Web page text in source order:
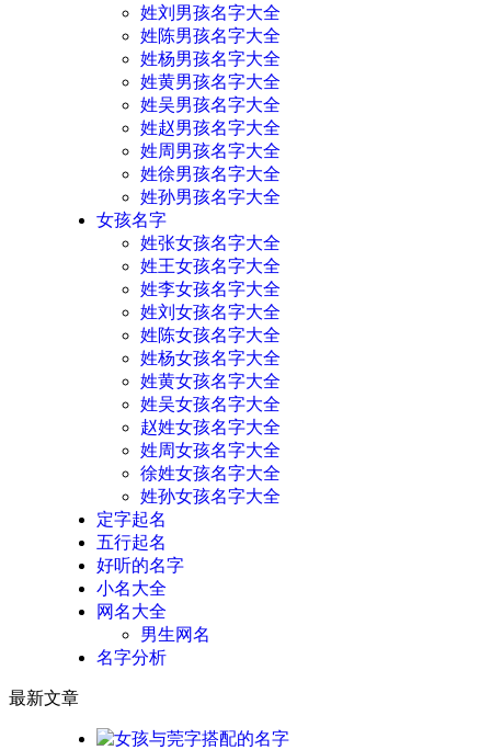
姓刘男孩名字大全
姓陈男孩名字大全
姓杨男孩名字大全
姓黄男孩名字大全
姓吴男孩名字大全
姓赵男孩名字大全
姓周男孩名字大全
姓徐男孩名字大全
姓孙男孩名字大全
女孩名字
姓张女孩名字大全
姓王女孩名字大全
姓李女孩名字大全
姓刘女孩名字大全
姓陈女孩名字大全
姓杨女孩名字大全
姓黄女孩名字大全
姓吴女孩名字大全
赵姓女孩名字大全
姓周女孩名字大全
徐姓女孩名字大全
姓孙女孩名字大全
定字起名
五行起名
好听的名字
小名大全
网名大全
男生网名
名字分析
最新文章